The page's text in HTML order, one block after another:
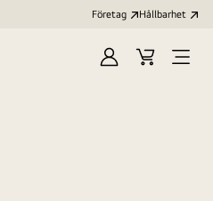
Företag Hållbarhet
LoggaKundvagn